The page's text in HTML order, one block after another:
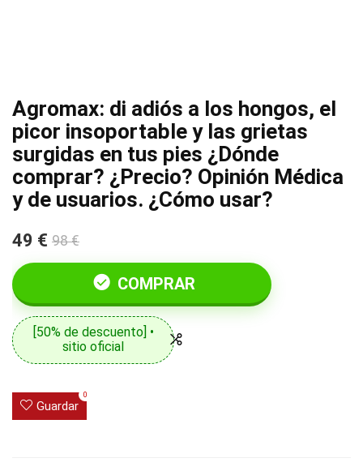
Agromax: di adiós a los hongos, el
picor insoportable y las grietas
surgidas en tus pies ¿Dónde
comprar? ¿Precio? Opinión Médica
y de usuarios. ¿Cómo usar?
49 € 98 €
COMPRAR
[50% de descuento] •
sitio oficial
Guardar
0